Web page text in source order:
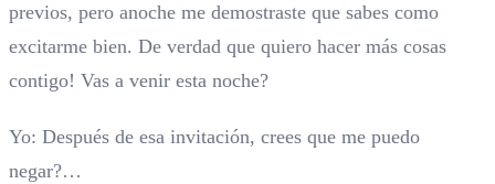
previos, pero anoche me demostraste que sabes como
excitarme bien. De verdad que quiero hacer más cosas
contigo! Vas a venir esta noche?
Yo: Después de esa invitación, crees que me puedo
negar?…